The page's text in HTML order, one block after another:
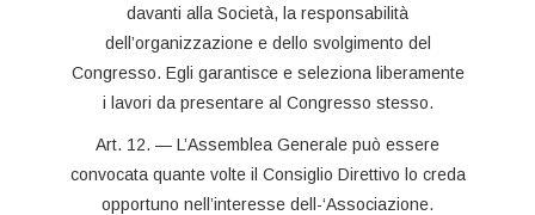
davanti alla Società, la responsabilità
dell’organizzazione e dello svolgimento del
Congresso. Egli garantisce e seleziona liberamente
i lavori da presentare al Congresso stesso.
Art. 12. — L’Assemblea Generale può essere
convocata quante volte il Consiglio Direttivo lo creda
opportuno nell’interesse dell-‘Associazione.